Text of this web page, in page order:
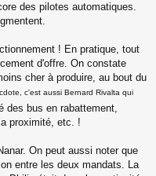
des pilotes automatiques.
! En pratique, tout
d'offre. On constate
cher à produire, au bout du
c'est aussi Bernard Rivalta qui
des bus en rabattement,
proximité, etc. !
On peut aussi noter que
entre les deux mandats. La